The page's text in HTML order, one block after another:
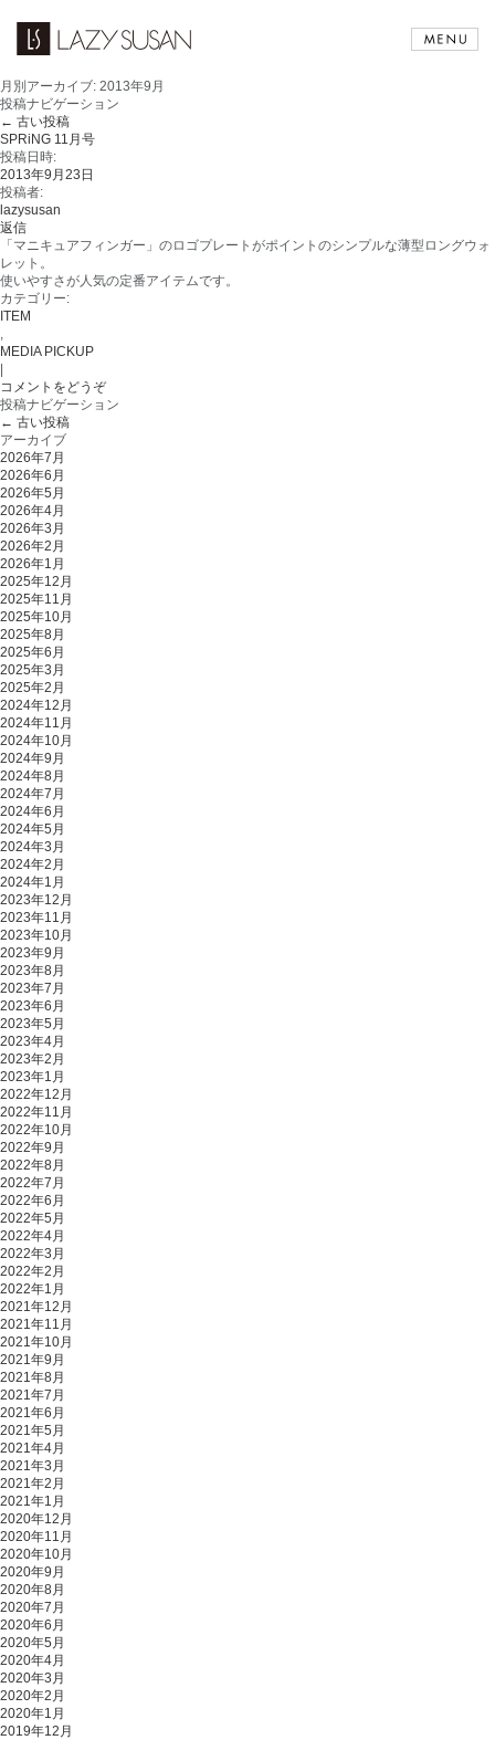
月別アーカイブ: 2013年9月
投稿ナビゲーション
← 古い投稿
SPRiNG 11月号
投稿日時:
2013年9月23日
投稿者:
lazysusan
返信
「マニキュアフィンガー」のロゴプレートがポイントのシンプルな薄型ロングウォ
レット。
使いやすさが人気の定番アイテムです。
カテゴリー:
ITEM
,
MEDIA PICKUP
コメントをどうぞ
投稿ナビゲーション
← 古い投稿
アーカイブ
2026年7月
2026年6月
2026年5月
2026年4月
2026年3月
2026年2月
2026年1月
2025年12月
2025年11月
2025年10月
2025年8月
2025年6月
2025年3月
2025年2月
2024年12月
2024年11月
2024年10月
2024年9月
2024年8月
2024年7月
2024年6月
2024年5月
2024年3月
2024年2月
2024年1月
2023年12月
2023年11月
2023年10月
2023年9月
2023年8月
2023年7月
2023年6月
2023年5月
2023年4月
2023年2月
2023年1月
2022年12月
2022年11月
2022年10月
2022年9月
2022年8月
2022年7月
2022年6月
2022年5月
2022年4月
2022年3月
2022年2月
2022年1月
2021年12月
2021年11月
2021年10月
2021年9月
2021年8月
2021年7月
2021年6月
2021年5月
2021年4月
2021年3月
2021年2月
2021年1月
2020年12月
2020年11月
2020年10月
2020年9月
2020年8月
2020年7月
2020年6月
2020年5月
2020年4月
2020年3月
2020年2月
2020年1月
2019年12月